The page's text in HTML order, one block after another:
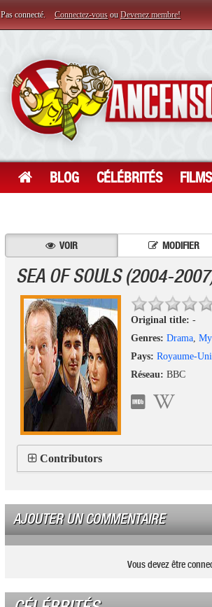
Pas connecté. Connectez-vous ou Devenez membre!
BLOG CÉLÉBRITÉS FILMS
VOIR MODIFIER
SEA OF SOULS (2004-
Original title: -
Genres: Drama,
Pays: Royaume-Uni
Réseau: BBC
Contributors
AJOUTER UN COMMENTAIRE
Vous devez être